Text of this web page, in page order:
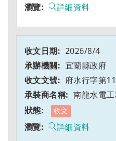
詳細資料
2026/8/4
宜蘭縣政府
府水行字第
南龍水電
收文
詳細資料